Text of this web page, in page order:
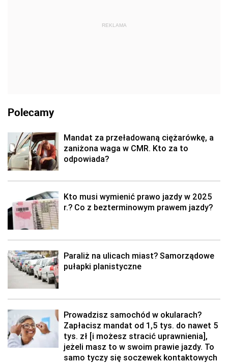
REKLAMA
Polecamy
Mandat za przeładowaną ciężarówkę, a
zaniżona waga w CMR. Kto za to
odpowiada?
Kto musi wymienić prawo jazdy w 2025
r.? Co z bezterminowym prawem jazdy?
Paraliż na ulicach miast? Samorządowe
pułapki planistyczne
Prowadzisz samochód w okularach?
Zapłacisz mandat od 1,5 tys. do nawet 5
tys. zł [i możesz stracić uprawnienia],
jeżeli masz to w swoim prawie jazdy. To
samo tyczy się soczewek kontaktowych